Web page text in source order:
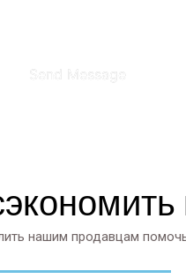
нашим продавцам